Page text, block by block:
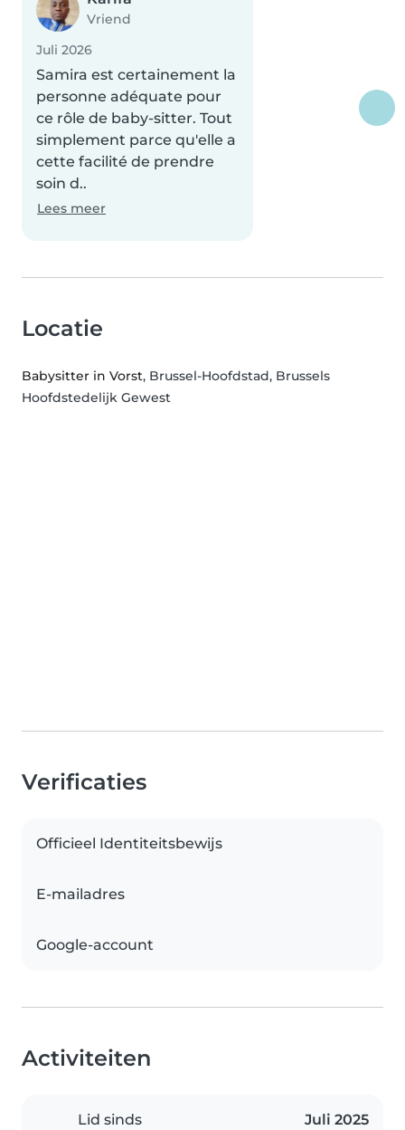
Vriend
Juli 2026
Samira est certainement la
personne adéquate pour
ce rôle de baby-sitter. Tout
simplement parce qu'elle a
cette facilité de prendre
soin d..
Lees meer
Locatie
Babysitter in Vorst, Brussel-Hoofdstad, Brussels
Hoofdstedelijk Gewest
Verificaties
Officieel Identiteitsbewijs
E-mailadres
Google-account
Activiteiten
Lid sinds Juli 2025